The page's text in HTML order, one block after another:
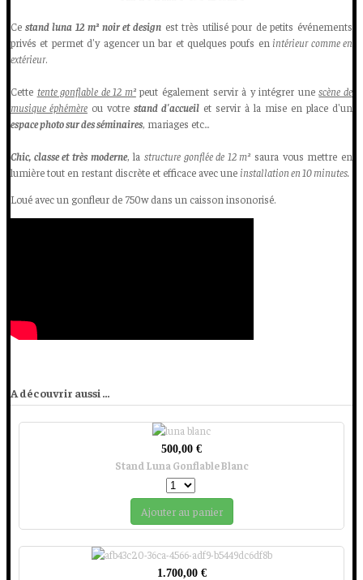
Ce stand luna 12 m² noir et design est très utilisé pour de petits événements
privés et permet d'y agencer un bar et quelques poufs en intérieur comme en
extérieur.
Cette tente gonflable de 12 m²peut également servir à y intégrer unescène de
musique éphémère ou votre stand d'accueil et servir à la mise en place d'un
espace photo sur des séminaires, mariages etc...
Chic, classe et très moderne, la structure gonflée de 12 m² saura vous mettre en
lumière tout en restant discrète et efficace avec une installation en 10 minutes.
Loué avec un gonfleur de 750w dans un caisson insonorisé.
A découvrir aussi ...
500,00 €
Stand Luna Gonflable Blanc
Ajouter au panier
1.700,00 €